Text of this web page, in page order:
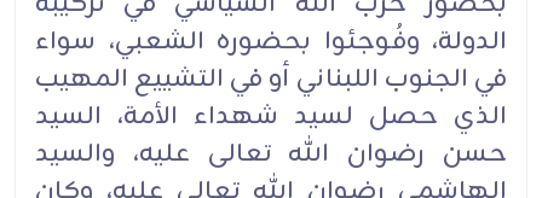
الدولة، وفُوجئوا بحضوره الشعبي، سواء
في الجنوب اللبناني أو في التشييع المهيب
الذي حصل لسيد ‏شهداء الأمة، السيد
حسن رضوان الله تعالى عليه، والسيد